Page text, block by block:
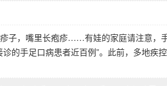
子，嘴里长疱疹……有娃的家庭请注意，
诊的手足口病患者近百例”。此前，多地疾